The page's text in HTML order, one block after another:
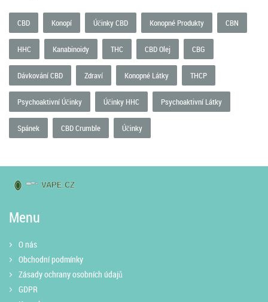
CBD Konopí Účinky CBD Konopné Produkty CBN
HHC Kanabinoidy THC CBD Olej CBG
Dávkování CBD Zdraví Konopné Látky THCP
Psychoaktivní Účinky Účinky HHC Psychoaktivní Látky
Spánek CBD Crumble Účinky
Menu
O nás
Obchodní podmínky
Zásady ochrany osobních údajů
GDPR